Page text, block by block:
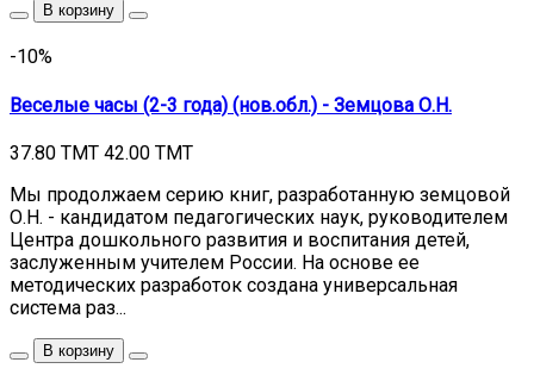
В корзину
-10%
Веселые часы (2-3 года) (нов.обл.) - Земцова О.Н.
37.80 TMT 42.00 TMT
Мы продолжаем серию книг, разработанную земцовой
О.Н. - кандидатом педагогических наук, руководителем
Центра дошкольного развития и воспитания детей,
заслуженным учителем России. На основе ее
методических разработок создана универсальная
система раз...
В корзину